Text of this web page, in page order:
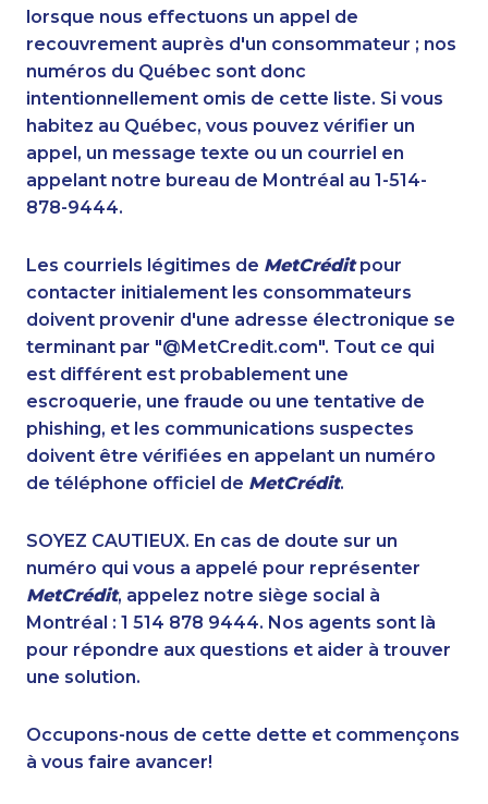
1-778-401-2180
1-647-428-7523
1-778-401-7194
1-587-543-0629
1-778-588-9275
1-438-289-3597
1-418-612-6525
1-438-289-3598
1-778-662-5024
1-437-900-0337
1-604-282-3652
1-647-715-9371
1-647-245-1055
1-416-907-0976
1-437-900-0361
1-514-788-7629
1-905-288-1751
1-438-230-1384
1-514-788-4630
1-587-316-3407
1-514-312-2106
1-438-289-3593
1-778-589-7228
1-902-201-9375
1-647-715-9374
1-647-715-6060
1-877-788-1750
1-587-319-2141
1-780-420-2386
1-604-282-0619
1-506-300-4126
1-514-448-1274
1-438-230-2015
1-855-969-8962
1-587-489-1491
1-587-319-2097
1-587-316-3390
1-587-316-4594
1-437-900-0377
lorsque nous effectuons un appel de
recouvrement auprès d'un consommateur ; nos
numéros du Québec sont donc
intentionnellement omis de cette liste. Si vous
habitez au Québec, vous pouvez vérifier un
appel, un message texte ou un courriel en
appelant notre bureau de Montréal au 1-514-
878-9444.
Les courriels légitimes de MetCréditpour
contacter initialement les consommateurs
doivent provenir d'une adresse électronique se
terminant par "@MetCredit.com". Tout ce qui
est différent est probablement une
escroquerie, une fraude ou une tentative de
phishing, et les communications suspectes
doivent être vérifiées en appelant un numéro
de téléphone officiel de MetCrédit.
SOYEZ CAUTIEUX. En cas de doute sur un
numéro qui vous a appelé pour représenter
MetCrédit, appelez notre siège social à
Montréal : 1 514 878 9444. Nos agents sont là
pour répondre aux questions et aider à trouver
une solution.
Occupons-nous de cette dette et commençons
à vous faire avancer!